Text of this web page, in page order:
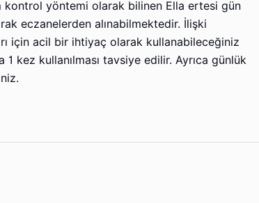
kontrol yöntemi olarak bilinen Ella ertesi gün
eczanelerden alınabilmektedir. İlişki
için acil bir ihtiyaç olarak kullanabileceğiniz
kez kullanılması tavsiye edilir. Ayrıca günlük